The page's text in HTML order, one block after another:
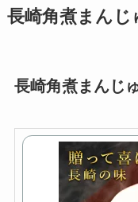
長崎角煮まんじ
長崎角煮まんじ